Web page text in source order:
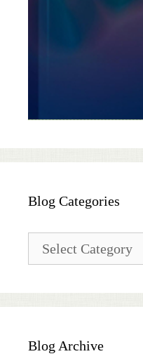
Blog Categories
Categories
Blog Archive